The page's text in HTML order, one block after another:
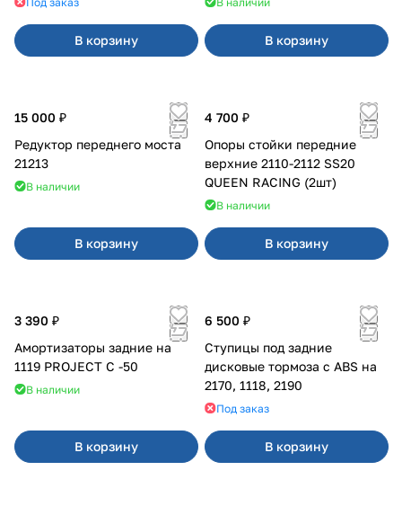
В корзину В корзину
15 000 ₽
Редуктор переднего моста
21213
В наличии
В корзину
4 700 ₽
Опоры стойки передние
верхние 2110-2112 SS20
QUEEN RACING (2шт)
В наличии
В корзину
3 390 ₽
Амортизаторы задние на
1119 PROJECT С -50
В наличии
В корзину
6 500 ₽
Ступицы под задние
дисковые тормоза с ABS на
2170, 1118, 2190
Под заказ
В корзину